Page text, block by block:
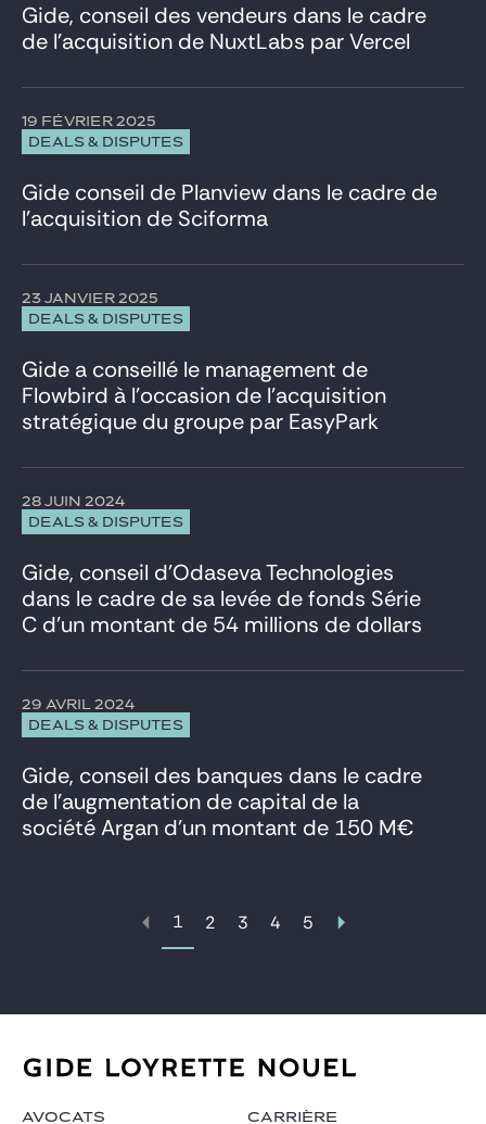
Gide, conseil des vendeurs dans le cadre
de l’acquisition de NuxtLabs par Vercel
DEALS & DISPUTES
19 FÉVRIER 2025
Gide conseil de Planview dans le cadre de
l’acquisition de Sciforma
DEALS & DISPUTES
23 JANVIER 2025
Gide a conseillé le management de
Flowbird à l’occasion de l’acquisition
stratégique du groupe par EasyPark
DEALS & DISPUTES
28 JUIN 2024
Gide, conseil d’Odaseva Technologies
dans le cadre de sa levée de fonds Série
C d’un montant de 54 millions de dollars
DEALS & DISPUTES
29 AVRIL 2024
Gide, conseil des banques dans le cadre
de l’augmentation de capital de la
société Argan d’un montant de 150 M€
1 2 3 4 5
AVOCATS CARRIÈRE